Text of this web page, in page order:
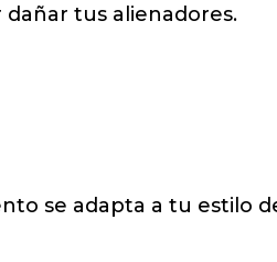
tus alienadores.
se adapta a tu estilo